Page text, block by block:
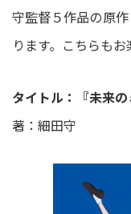
守監督５作品の原
ります。こちらもお
タイトル：『未来の
著：細田守